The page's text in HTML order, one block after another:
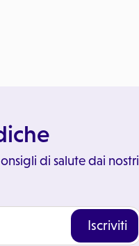
di salute dai nostri
Iscriviti